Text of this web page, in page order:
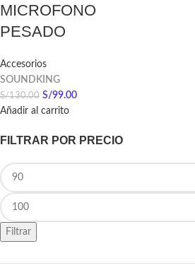
FILTRAR POR PRECIO
Filtrar
MICROFONO
PESADO
Accesorios
SOUNDKING
S/130.00 S/99.00
Añadir al carrito